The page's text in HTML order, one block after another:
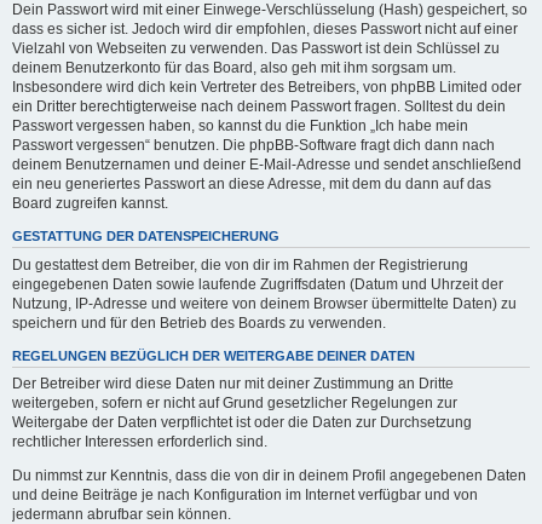
Dein Passwort wird mit einer Einwege-Verschlüsselung (Hash) gespeichert, so
dass es sicher ist. Jedoch wird dir empfohlen, dieses Passwort nicht auf einer
Vielzahl von Webseiten zu verwenden. Das Passwort ist dein Schlüssel zu
deinem Benutzerkonto für das Board, also geh mit ihm sorgsam um.
Insbesondere wird dich kein Vertreter des Betreibers, von phpBB Limited oder
ein Dritter berechtigterweise nach deinem Passwort fragen. Solltest du dein
Passwort vergessen haben, so kannst du die Funktion „Ich habe mein
Passwort vergessen“ benutzen. Die phpBB-Software fragt dich dann nach
deinem Benutzernamen und deiner E-Mail-Adresse und sendet anschließend
ein neu generiertes Passwort an diese Adresse, mit dem du dann auf das
Board zugreifen kannst.
GESTATTUNG DER DATENSPEICHERUNG
Du gestattest dem Betreiber, die von dir im Rahmen der Registrierung
eingegebenen Daten sowie laufende Zugriffsdaten (Datum und Uhrzeit der
Nutzung, IP-Adresse und weitere von deinem Browser übermittelte Daten) zu
speichern und für den Betrieb des Boards zu verwenden.
REGELUNGEN BEZÜGLICH DER WEITERGABE DEINER DATEN
Der Betreiber wird diese Daten nur mit deiner Zustimmung an Dritte
weitergeben, sofern er nicht auf Grund gesetzlicher Regelungen zur
Weitergabe der Daten verpflichtet ist oder die Daten zur Durchsetzung
rechtlicher Interessen erforderlich sind.
Du nimmst zur Kenntnis, dass die von dir in deinem Profil angegebenen Daten
und deine Beiträge je nach Konfiguration im Internet verfügbar und von
jedermann abrufbar sein können.